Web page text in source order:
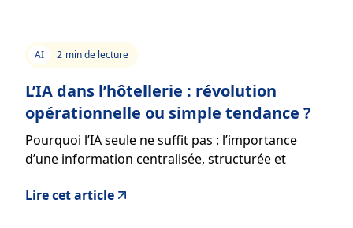
AI 2 min de lecture
L’IA dans l’hôtellerie : révolution
opérationnelle ou simple tendance ?
Pourquoi l’IA seule ne suffit pas : l’importance
d’une information centralisée, structurée et
Lire cet article